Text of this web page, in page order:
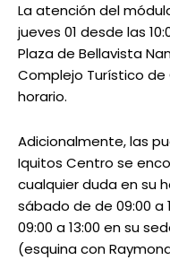
La atención del
jueves 01 desde las
Plaza de Bellavista
Complejo Turístico
horario.
Adicionalmente, las
Iquitos Centro se
cualquier duda en su
sábado de de 09:00 a
09:00 a 13:00 en su
(esquina con